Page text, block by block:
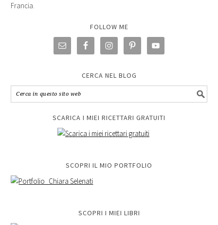
Francia.
FOLLOW ME
CERCA NEL BLOG
SCARICA I MIEI RICETTARI GRATUITI
SCOPRI IL MIO PORTFOLIO
SCOPRI I MIEI LIBRI